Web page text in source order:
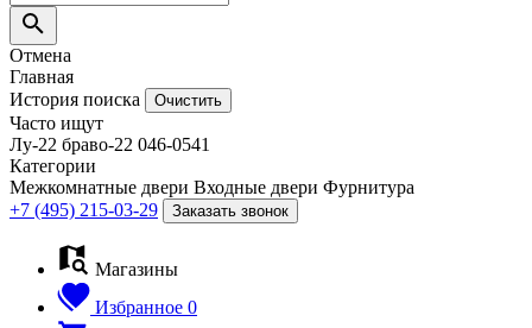
Отмена
Главная
История поиска
Очистить
Часто ищут
Лу-22 браво-22 046-0541
Категории
Межкомнатные двери Входные двери Фурнитура
+7 (495) 215-03-29
Заказать звонок
Магазины
Избранное 0